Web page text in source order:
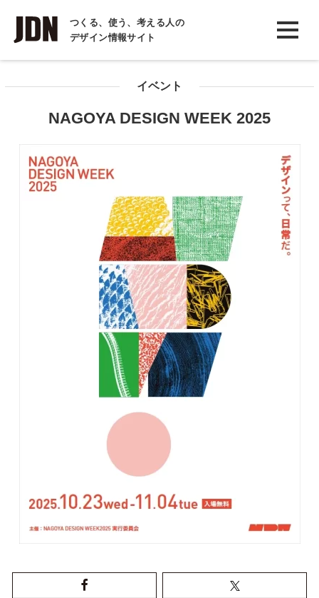
つくる、使う、考える人の
デザイン情報サイト
INTERVIEW
インタビュー
コラム
イベント
NAGOYA DESIGN WEEK 2025